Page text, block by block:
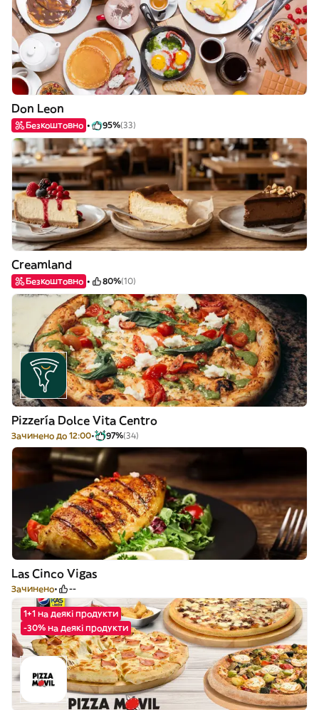
Don Leon
Безкоштовно 95%(33)
Creamland
Безкоштовно 80%(10)
Pizzería Dolce Vita Centro
Зачинено до 12:00 97%(34)
Las Cinco Vigas
Зачинено --
1+1 на деякі продукти
-30% на деякі продукти